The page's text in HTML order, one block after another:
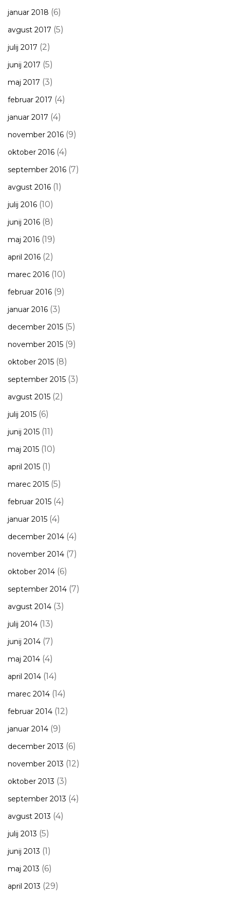
januar 2018 (6)
avgust 2017 (5)
julij 2017 (2)
junij 2017 (5)
maj 2017 (3)
februar 2017 (4)
januar 2017 (4)
november 2016 (9)
oktober 2016 (4)
september 2016 (7)
avgust 2016 (1)
julij 2016 (10)
junij 2016 (8)
maj 2016 (19)
april 2016 (2)
marec 2016 (10)
februar 2016 (9)
januar 2016 (3)
december 2015 (5)
november 2015 (9)
oktober 2015 (8)
september 2015 (3)
avgust 2015 (2)
julij 2015 (6)
junij 2015 (11)
maj 2015 (10)
april 2015 (1)
marec 2015 (5)
februar 2015 (4)
januar 2015 (4)
december 2014 (4)
november 2014 (7)
oktober 2014 (6)
september 2014 (7)
avgust 2014 (3)
julij 2014 (13)
junij 2014 (7)
maj 2014 (4)
april 2014 (14)
marec 2014 (14)
februar 2014 (12)
januar 2014 (9)
december 2013 (6)
november 2013 (12)
oktober 2013 (3)
september 2013 (4)
avgust 2013 (4)
julij 2013 (5)
junij 2013 (1)
maj 2013 (6)
april 2013 (29)